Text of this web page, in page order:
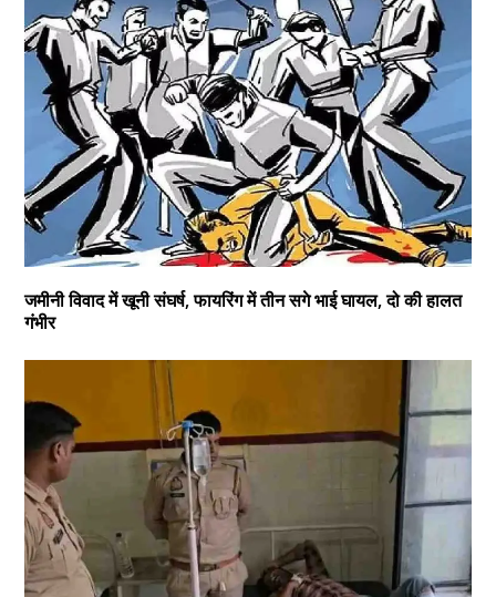
जमीनी विवाद में खूनी संघर्ष, फायरिंग में तीन सगे भाई घायल, दो की हालत
गंभीर